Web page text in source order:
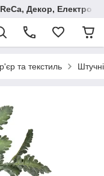
Декор,
та текстиль